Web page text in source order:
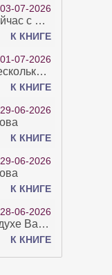
03-07-2026
я читал "Розу мира", но сейчас с возрастом зрение рухнуло. Но хочется ещё почитать. Просто захватывает. Хорошо, что есть А КНИГА. Спасибо за вашу работу.
К КНИГЕ
01-07-2026
Сергей Кирсанов (чтец) несколько раз рыгнул в микрофон. В наушниках это было хорошо слышно и сильно неприятно. Я понимаю, что это бесплатная аудиокнига, но не до такой же степени наплевать на слушателя..
К КНИГЕ
29-06-2026
К КНИГЕ
29-06-2026
К КНИГЕ
28-06-2026
Очень неплохо, вполне в духе Варго!)
К КНИГЕ